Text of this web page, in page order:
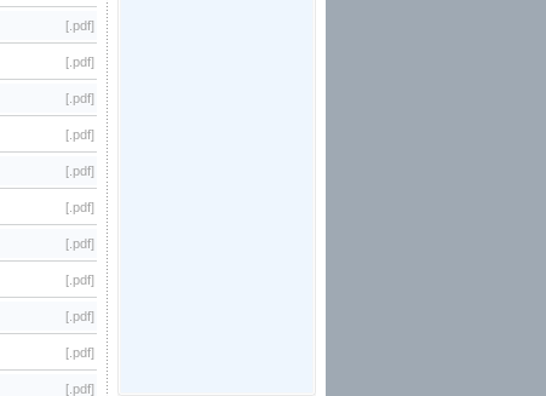
[.pdf]
[.pdf]
[.pdf]
[.pdf]
[.pdf]
[.pdf]
[.pdf]
[.pdf]
[.pdf]
[.pdf]
[.pdf]